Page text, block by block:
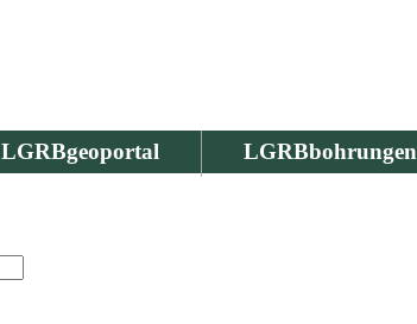
LGRBgeoportal LGRBbohrungen